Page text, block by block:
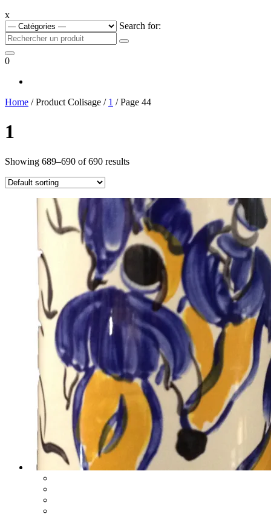
x
Search for:
0
Home / Product Colisage / 1 / Page 44
1
Showing 689–690 of 690 results